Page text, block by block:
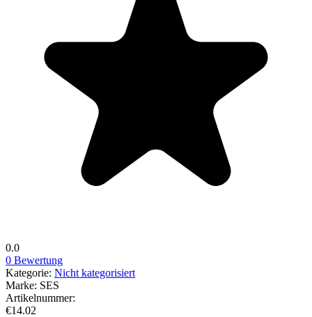
0.0
0 Bewertung
Kategorie: Nicht kategorisiert
Marke: SES
Artikelnummer:
€14.02